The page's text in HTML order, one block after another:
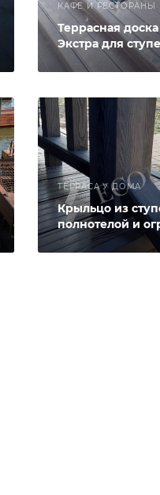
КАФЕ И РЕСТОРАНЫ
Террасная
Экстра для
ТЕРРАСА У ДОМА
Крыльцо из
полнотелой и